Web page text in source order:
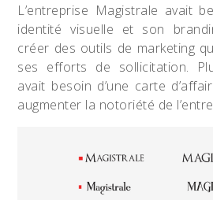
L’entreprise Magistrale avait
identité visuelle et son
créer des outils de marketing
ses efforts de sollicitation.
avait besoin d’une carte
augmenter la notoriété de